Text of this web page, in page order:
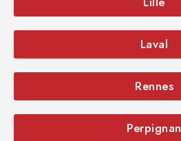
Laval
Rennes
Perpignan